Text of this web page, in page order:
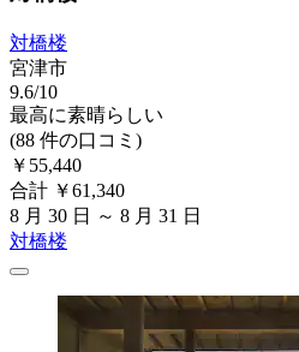
対橋楼
宮津市
9.6/10
最高に素晴らしい
(88 件の口コミ)
￥55,440
合計 ￥61,340
8 月 30 日 ～ 8 月 31 日
対橋楼